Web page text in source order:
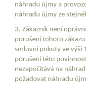
náhradu újmy a
náhradu újmy ze
3. Zákazník není
porušení tohoto
smluvní pokuty ve výši
porušení této
nezapočítává na
požadovat náhradu